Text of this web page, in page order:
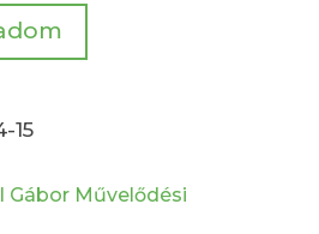
15
Gábor Művelődési